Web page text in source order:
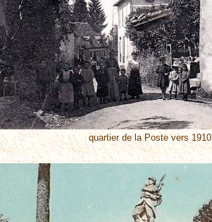
quartier de la Poste vers 1910